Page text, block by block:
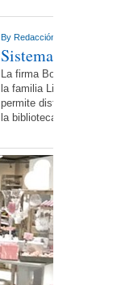
By Redacción NdL
Sistema de
La firma Bose acaba
la familia Lifestyle que,
permite disfrutar de
la biblioteca